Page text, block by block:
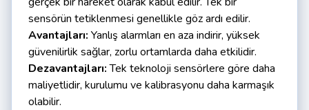
sensörün tetiklenmesi genellikle göz ardı edilir.
Avantajları: Yanlış alarmları en aza indirir, yüksek
güvenilirlik sağlar, zorlu ortamlarda daha etkilidir.
Dezavantajları:Tek teknoloji sensörlere göre daha
maliyetlidir, kurulumu ve kalibrasyonu daha karmaşık
olabilir.